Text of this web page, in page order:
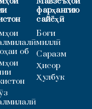
об
фарҳангию
сайёҳӣ
Боғи
миллӣ
Саразм
Ҳисор
Ҳулбук